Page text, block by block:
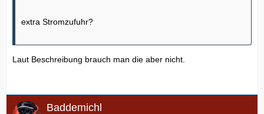
extra Stromzufuhr?
Laut Beschreibung brauch man die aber nicht.
Baddemichl